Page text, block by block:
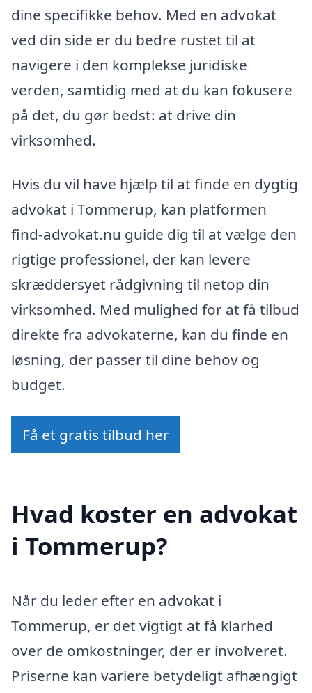
dine specifikke behov. Med en advokat
ved din side er du bedre rustet til at
navigere i den komplekse juridiske
verden, samtidig med at du kan fokusere
på det, du gør bedst: at drive din
virksomhed.
Hvis du vil have hjælp til at finde en dygtig
advokat i Tommerup, kan platformen
find-advokat.nu guide dig til at vælge den
rigtige professionel, der kan levere
skræddersyet rådgivning til netop din
virksomhed. Med mulighed for at få tilbud
direkte fra advokaterne, kan du finde en
løsning, der passer til dine behov og
budget.
Få et gratis tilbud her
Hvad koster en advokat
i Tommerup?
Når du leder efter en advokat i
Tommerup, er det vigtigt at få klarhed
over de omkostninger, der er involveret.
Priserne kan variere betydeligt afhængigt